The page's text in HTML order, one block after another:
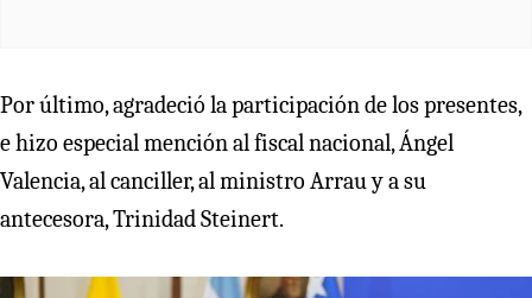
Por último, agradeció la participación de los presentes,
e hizo especial mención al fiscal nacional, Ángel
Valencia, al canciller, al ministro Arrau y a su
antecesora, Trinidad Steinert.